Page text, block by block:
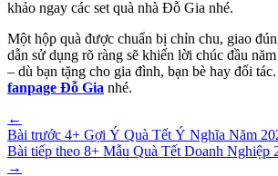
khảo ngay các set quà nhà Đỗ Gia nhé.
Một hộp quà được chuẩn bị chỉn chu, giao
dẫn sử dụng rõ ràng sẽ khiến lời chúc đầu
– dù bạn tặng cho gia đình, bạn bè hay đối
fanpage Đỗ Gia nhé.
←
Bài trước 4+ Gợi Ý Quà Tết Ý Nghĩa Năm
Bài tiếp theo 8+ Mẫu Quà Tết Doanh Nghiệp
→